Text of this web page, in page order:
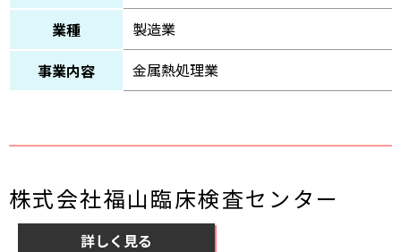
業種
製造業
事業内容
金属熱処理業
株式会社福山臨床検査センター
詳しく見る